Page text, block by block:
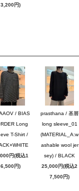
3,200円)
/ BIAS
Long
T-Shirt /
円(税込1
6,500円)
prasthana / 基層
long sleeve_01
(MATERIAL_A:w
ashable wool jer
sey) / BLACK
25,000円(税込2
7,500円)